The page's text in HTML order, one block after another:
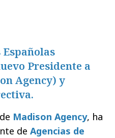
Españolas
Presidente a
Agency) y
Madison Agency, ha
de Agencias de